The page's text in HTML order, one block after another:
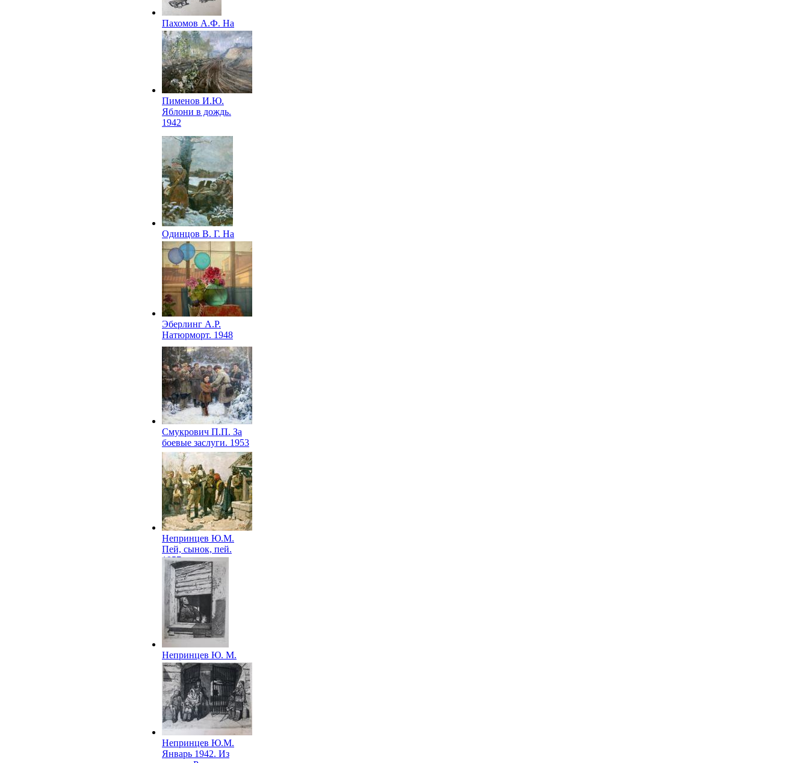
Пахомов А.Ф. На
Неву за водой. 1942
Пименов И.Ю.
Яблони в дождь.
1942
Одинцов В. Г. На
огневой позиции.
1942
Эберлинг А.Р.
Натюрморт. 1948
Смукрович П.П. За
боевые заслуги. 1953
Непринцев Ю.М.
Пей, сынок, пей.
1957
Непринцев Ю. М.
Апрель 1942. Из
серии «Рассказы о
ленинградцах».
1960–1961
Непринцев Ю.М.
Январь 1942. Из